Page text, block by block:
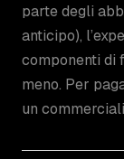
parte degli
anticipo),
componenti di
meno. Per
un